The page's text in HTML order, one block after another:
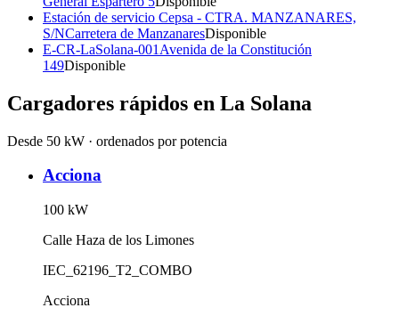
Estación de servicio Cepsa - CTRA. MANZANARES,
S/NCarretera de ManzanaresDisponible
E-CR-LaSolana-001 Avenida de la Constitución
149Disponible
Cargadores rápidos en La Solana
Desde 50 kW · ordenados por potencia
Acciona
100 kW
Calle Haza de los Limones
IEC_62196_T2_COMBO
Acciona